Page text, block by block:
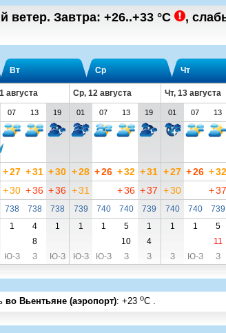
ветер. Завтра: +26..+33 °C ,
Вт Ср Чт
августа Ср, 12 августа Чт, 13 августа
07 13 19 01 07 13 19 01 07 13
+27 +31 +30 +28 +26 +32 +31 +27 +26 +32
+30 +36 +36 +31 +36 +37 +30 +37
738 738 738 739 740 740 739 740 740 739
1 4 1 1 1 5 1 1 1 5
8 10 4 11
Ю-З З Ю-З Ю-З Ю-З З З З Ю-З З
во Вьентьяне (аэропорт): +23 oC .